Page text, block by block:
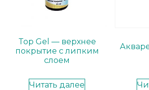
Top Gel — верхнее
покрытие с липким
слоем
Читать далее